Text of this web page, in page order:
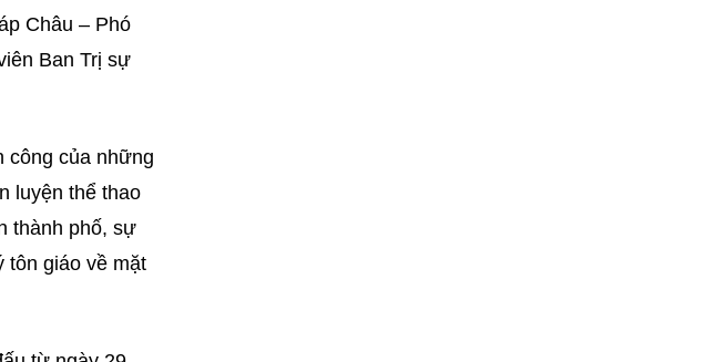
Châu – Phó
Ban Trị sự
công của những
luyện thể thao
thành phố, sự
tôn giáo về mặt